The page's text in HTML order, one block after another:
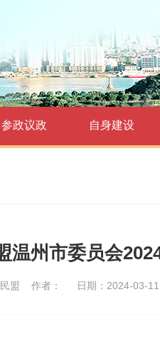
参政议政 自身建设
温州市委员会
盟 作者： 日期：2024-03-